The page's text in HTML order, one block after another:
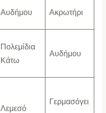
Αυδήμου Ακρωτήρι
Πολεμίδια
Κάτω
Αυδήμου
Λεμεσό
Γερμασόγει